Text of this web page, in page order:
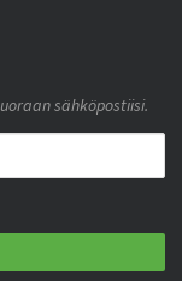
sähköpostiisi.